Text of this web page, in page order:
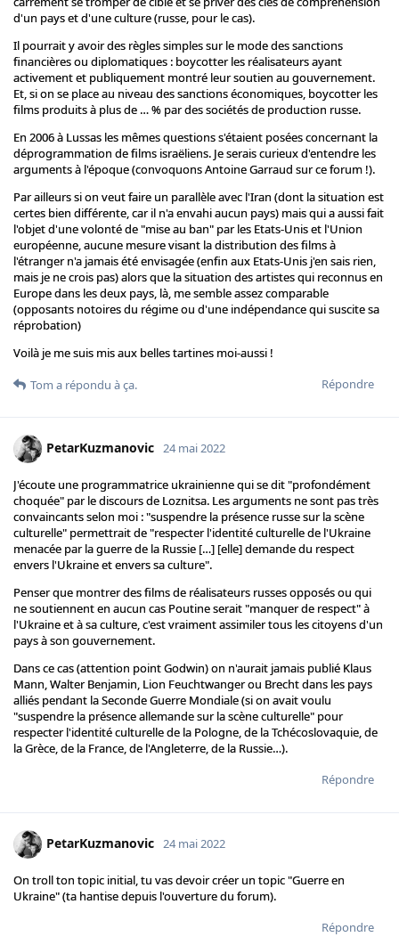
d'un pays et d'une culture (russe, pour le cas).
Il pourrait y avoir des règles simples sur le mode des sanctions
financières ou diplomatiques : boycotter les réalisateurs ayant
activement et publiquement montré leur soutien au gouvernement.
Et, si on se place au niveau des sanctions économiques, boycotter les
films produits à plus de … % par des sociétés de production russe.
En 2006 à Lussas les mêmes questions s'étaient posées concernant la
déprogrammation de films israëliens. Je serais curieux d'entendre les
arguments à l'époque (convoquons Antoine Garraud sur ce forum !).
Par ailleurs si on veut faire un parallèle avec l'Iran (dont la situation est
certes bien différente, car il n'a envahi aucun pays) mais qui a aussi fait
l'objet d'une volonté de "mise au ban" par les Etats-Unis et l'Union
européenne, aucune mesure visant la distribution des films à
l'étranger n'a jamais été envisagée (enfin aux Etats-Unis j'en sais rien,
mais je ne crois pas) alors que la situation des artistes qui reconnus en
Europe dans les deux pays, là, me semble assez comparable
(opposants notoires du régime ou d'une indépendance qui suscite sa
réprobation)
Voilà je me suis mis aux belles tartines moi-aussi !
Répondre
Tom a répondu à ça.
PetarKuzmanovic 24 mai 2022
J'écoute une programmatrice ukrainienne qui se dit "profondément
choquée" par le discours de Loznitsa. Les arguments ne sont pas très
convaincants selon moi : "suspendre la présence russe sur la scène
culturelle" permettrait de "respecter l'identité culturelle de l'Ukraine
menacée par la guerre de la Russie […] [elle] demande du respect
envers l'Ukraine et envers sa culture".
Penser que montrer des films de réalisateurs russes opposés ou qui
ne soutiennent en aucun cas Poutine serait "manquer de respect" à
l'Ukraine et à sa culture, c'est vraiment assimiler tous les citoyens d'un
pays à son gouvernement.
Dans ce cas (attention point Godwin) on n'aurait jamais publié Klaus
Mann, Walter Benjamin, Lion Feuchtwanger ou Brecht dans les pays
alliés pendant la Seconde Guerre Mondiale (si on avait voulu
"suspendre la présence allemande sur la scène culturelle" pour
respecter l'identité culturelle de la Pologne, de la Tchécoslovaquie, de
la Grèce, de la France, de l'Angleterre, de la Russie…).
Répondre
PetarKuzmanovic 24 mai 2022
On troll ton topic initial, tu vas devoir créer un topic "Guerre en
Ukraine" (ta hantise depuis l'ouverture du forum).
Répondre